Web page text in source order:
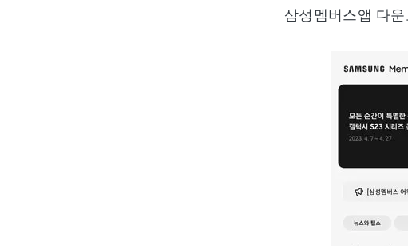
삼성멤버스앱 다